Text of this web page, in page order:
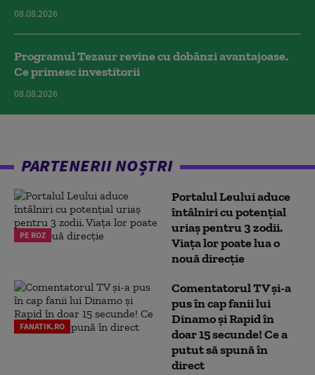
08.08.2026
Programul Tezaur revine cu dobânzi avantajoase.
Ce primesc investitorii
08.08.2026
PARTENERII NOȘTRI
PE ROZ
Portalul Leului aduce
întâlniri cu potențial
uriaș pentru 3 zodii.
Viața lor poate lua o
nouă direcție
FANATIK.RO
Comentatorul TV și-a
pus în cap fanii lui
Dinamo și Rapid în
doar 15 secunde! Ce a
putut să spună în
direct